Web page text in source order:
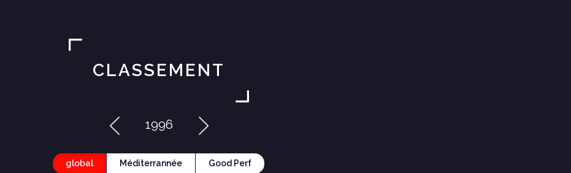
CLASSEMENT
1996
global Méditerrannée Good Perf